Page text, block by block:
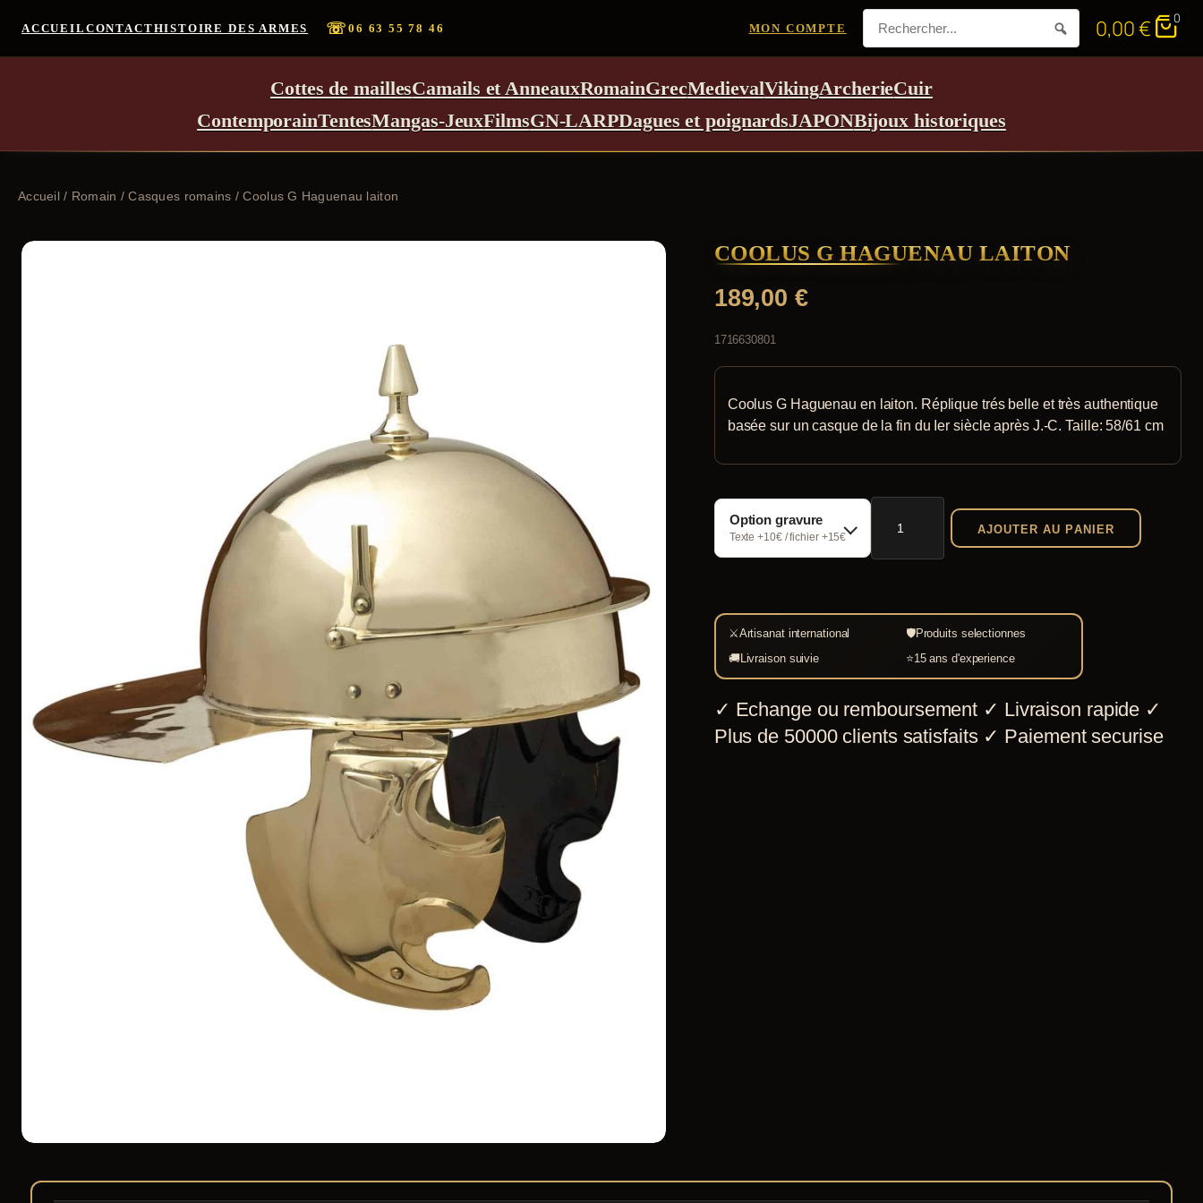
ACCUEIL CONTACTHISTOIRE DES ARMES ☏06 63 55 78 46 MON COMPTE 0,00€ 0
Cottes de maillesCamails et AnneauxRomainGrecMedievalVikingArcherieCuir
ContemporainTentesMangas-JeuxFilmsGN-LARPDagues et poignardsJAPONBijoux historiques
Accueil/ Romain /Casques romains / Coolus G Haguenau laiton
COOLUS G HAGUENAU LAITON
189,00€
1716630801
Coolus G Haguenau en laiton. Réplique trés belle et très authentique
basée sur un casque de la fin du Ier siècle après J.-C. Taille: 58/61 cm
Option gravure
Texte +10€ / fichier +15€
quantité
Coolus
Haguenau
laiton
AJOUTER AU PANIER
⚔Artisanat international 🛡Produits selectionnes
🚚Livraison suivie ⭐15 ans d'experience
✓ Echange ou remboursement ✓ Livraison rapide ✓
Plus de 50000 clients satisfaits ✓ Paiement securise